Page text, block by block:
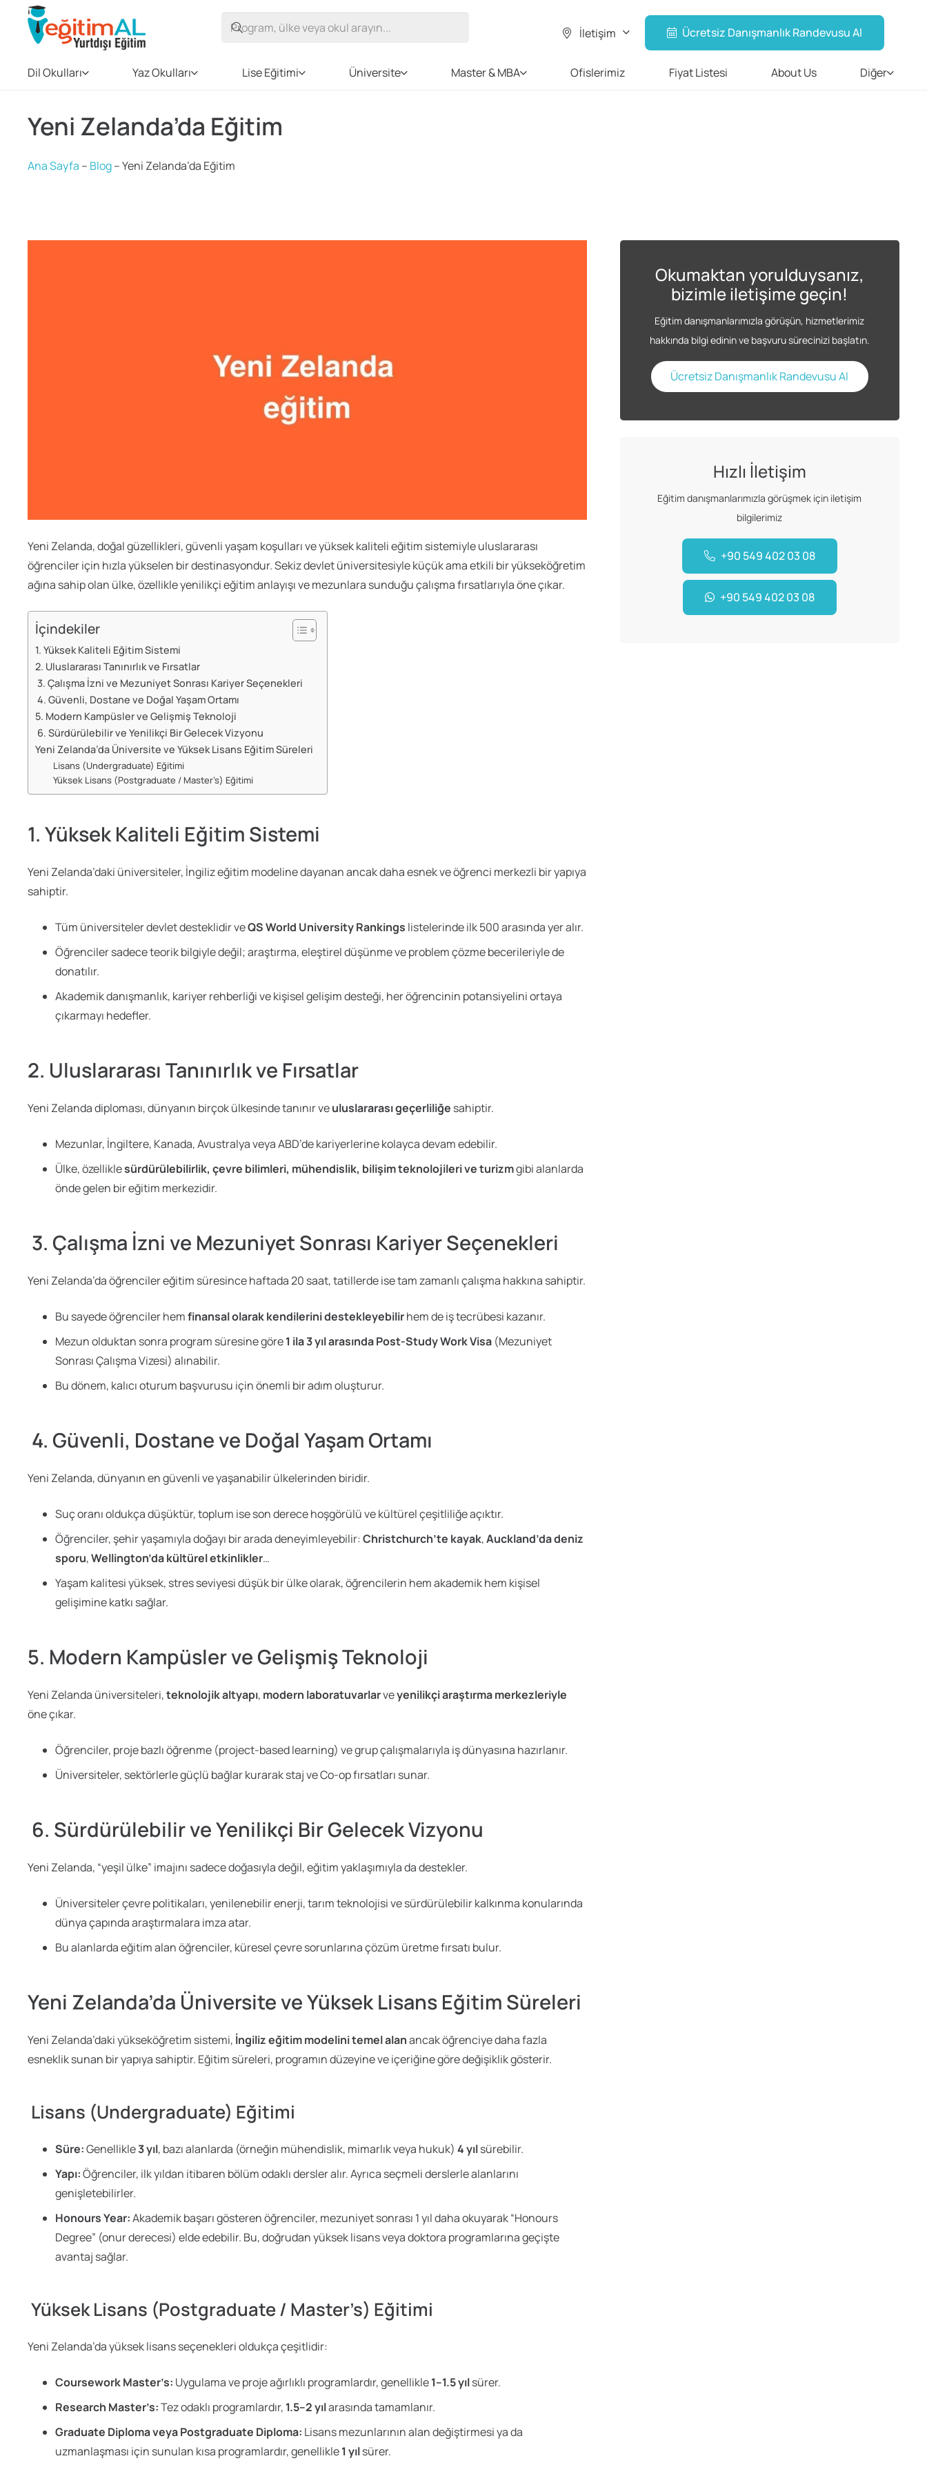
İletişim Ücretsiz Danışmanlık Randevusu Al
Dil Okulları Yaz Okulları Lise Eğitimi Üniversite Master & MBA Ofislerimiz Fiyat Listesi About Us Diğer
Yeni Zelanda’da Eğitim
Ana Sayfa – Blog–Yeni Zelanda’da Eğitim
Yeni Zelanda, doğal güzellikleri, güvenli yaşam koşulları ve yüksek kaliteli eğitim sistemiyle uluslararası
öğrenciler için hızla yükselen bir destinasyondur. Sekiz devlet üniversitesiyle küçük ama etkili bir yükseköğretim
ağına sahip olan ülke, özellikle yenilikçi eğitim anlayışı ve mezunlara sunduğu çalışma fırsatlarıyla öne çıkar.
İçindekiler
1. Yüksek Kaliteli Eğitim Sistemi
2. Uluslararası Tanınırlık ve Fırsatlar
3. Çalışma İzni ve Mezuniyet Sonrası Kariyer Seçenekleri
4. Güvenli, Dostane ve Doğal Yaşam Ortamı
5. Modern Kampüsler ve Gelişmiş Teknoloji
6. Sürdürülebilir ve Yenilikçi Bir Gelecek Vizyonu
Yeni Zelanda’da Üniversite ve Yüksek Lisans Eğitim Süreleri
Lisans (Undergraduate) Eğitimi
Yüksek Lisans (Postgraduate / Master’s) Eğitimi
1. Yüksek Kaliteli Eğitim Sistemi
Yeni Zelanda’daki üniversiteler, İngiliz eğitim modeline dayanan ancak daha esnek ve öğrenci merkezli bir yapıya
sahiptir.
Tüm üniversiteler devlet desteklidir veQS World University Rankings listelerinde ilk 500 arasında yer alır.
Öğrenciler sadece teorik bilgiyle değil; araştırma, eleştirel düşünme ve problem çözme becerileriyle de
donatılır.
Akademik danışmanlık, kariyer rehberliği ve kişisel gelişim desteği, her öğrencinin potansiyelini ortaya
çıkarmayı hedefler.
2. Uluslararası Tanınırlık ve Fırsatlar
Yeni Zelanda diploması, dünyanın birçok ülkesinde tanınır veuluslararası geçerliliğe sahiptir.
Mezunlar, İngiltere, Kanada, Avustralya veya ABD’de kariyerlerine kolayca devam edebilir.
Ülke, özelliklesürdürülebilirlik, çevre bilimleri, mühendislik, bilişim teknolojileri ve turizmgibi alanlarda
önde gelen bir eğitim merkezidir.
3. Çalışma İzni ve Mezuniyet Sonrası Kariyer Seçenekleri
Yeni Zelanda’da öğrenciler eğitim süresince haftada 20 saat, tatillerde ise tam zamanlı çalışma hakkına sahiptir.
Bu sayede öğrenciler hemfinansal olarak kendilerini destekleyebilirhem de iş tecrübesi kazanır.
Mezun olduktan sonra program süresine göre1 ila 3 yıl arasında Post-Study Work Visa (Mezuniyet
Sonrası Çalışma Vizesi) alınabilir.
Bu dönem, kalıcı oturum başvurusu için önemli bir adım oluşturur.
4. Güvenli, Dostane ve Doğal Yaşam Ortamı
Yeni Zelanda, dünyanın en güvenli ve yaşanabilir ülkelerinden biridir.
Suç oranı oldukça düşüktür, toplum ise son derece hoşgörülü ve kültürel çeşitliliğe açıktır.
Öğrenciler, şehir yaşamıyla doğayı bir arada deneyimleyebilir:Christchurch’te kayak,Auckland’da deniz
sporu,Wellington’da kültürel etkinlikler…
Yaşam kalitesi yüksek, stres seviyesi düşük bir ülke olarak, öğrencilerin hem akademik hem kişisel
gelişimine katkı sağlar.
5. Modern Kampüsler ve Gelişmiş Teknoloji
Yeni Zelanda üniversiteleri,teknolojik altyapı, modern laboratuvarlarveyenilikçi araştırma merkezleriyle
öne çıkar.
Öğrenciler, proje bazlı öğrenme (project-based learning) ve grup çalışmalarıyla iş dünyasına hazırlanır.
Üniversiteler, sektörlerle güçlü bağlar kurarak staj ve Co-op fırsatları sunar.
6. Sürdürülebilir ve Yenilikçi Bir Gelecek Vizyonu
Yeni Zelanda, “yeşil ülke” imajını sadece doğasıyla değil, eğitim yaklaşımıyla da destekler.
Üniversiteler çevre politikaları, yenilenebilir enerji, tarım teknolojisi ve sürdürülebilir kalkınma konularında
dünya çapında araştırmalara imza atar.
Bu alanlarda eğitim alan öğrenciler, küresel çevre sorunlarına çözüm üretme fırsatı bulur.
Yeni Zelanda’da Üniversite ve Yüksek Lisans Eğitim Süreleri
Yeni Zelanda’daki yükseköğretim sistemi, İngiliz eğitim modelini temel alanancak öğrenciye daha fazla
esneklik sunan bir yapıya sahiptir. Eğitim süreleri, programın düzeyine ve içeriğine göre değişiklik gösterir.
Lisans (Undergraduate) Eğitimi
Süre:Genellikle3 yıl, bazı alanlarda (örneğin mühendislik, mimarlık veya hukuk) 4 yılsürebilir.
Yapı:Öğrenciler, ilk yıldan itibaren bölüm odaklı dersler alır. Ayrıca seçmeli derslerle alanlarını
genişletebilirler.
Honours Year:Akademik başarı gösteren öğrenciler, mezuniyet sonrası 1 yıl daha okuyarak “Honours
Degree” (onur derecesi) elde edebilir. Bu, doğrudan yüksek lisans veya doktora programlarına geçişte
avantaj sağlar.
Yüksek Lisans (Postgraduate / Master’s) Eğitimi
Yeni Zelanda’da yüksek lisans seçenekleri oldukça çeşitlidir:
Coursework Master’s: Uygulama ve proje ağırlıklı programlardır, genellikle1–1.5 yılsürer.
Research Master’s:Tez odaklı programlardır, 1.5–2 yılarasında tamamlanır.
Graduate Diploma veya Postgraduate Diploma: Lisans mezunlarının alan değiştirmesi ya da
uzmanlaşması için sunulan kısa programlardır, genellikle1 yılsürer.
Okumaktan yorulduysanız,
bizimle iletişime geçin!
Eğitim danışmanlarımızla görüşün, hizmetlerimiz
hakkında bilgi edinin ve başvuru sürecinizi başlatın.
Ücretsiz Danışmanlık Randevusu Al
Hızlı İletişim
Eğitim danışmanlarımızla görüşmek için iletişim
bilgilerimiz
+90 549 402 03 08
+90 549 402 03 08